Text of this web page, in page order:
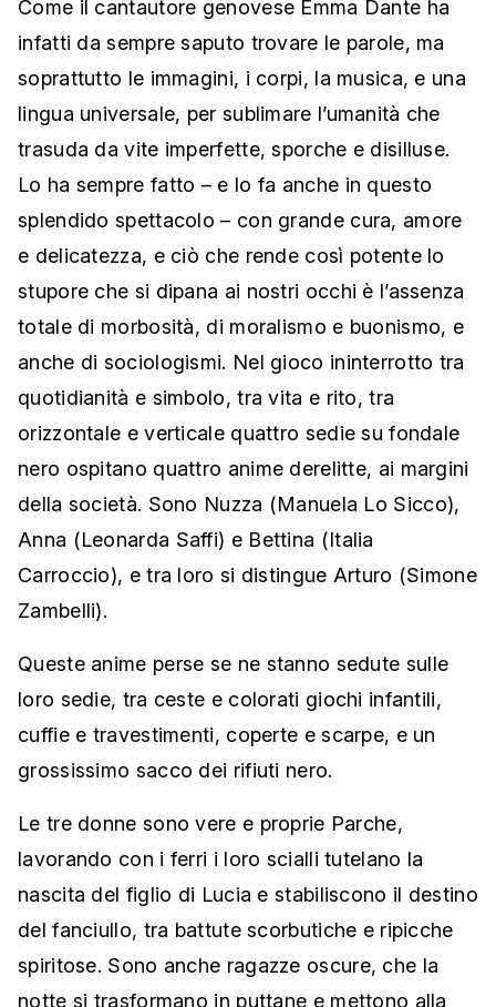
Come il cantautore genovese Emma Dante ha
infatti da sempre saputo trovare le parole, ma
soprattutto le immagini, i corpi, la musica, e una
lingua universale, per sublimare l’umanità che
trasuda da vite imperfette, sporche e disilluse.
Lo ha sempre fatto – e lo fa anche in questo
splendido spettacolo – con grande cura, amore
e delicatezza, e ciò che rende così potente lo
stupore che si dipana ai nostri occhi è l’assenza
totale di morbosità, di moralismo e buonismo, e
anche di sociologismi. Nel gioco ininterrotto tra
quotidianità e simbolo, tra vita e rito, tra
orizzontale e verticale quattro sedie su fondale
nero ospitano quattro anime derelitte, ai margini
della società. Sono Nuzza (Manuela Lo Sicco),
Anna (Leonarda Saffi) e Bettina (Italia
Carroccio), e tra loro si distingue Arturo (Simone
Zambelli).
Queste anime perse se ne stanno sedute sulle
loro sedie, tra ceste e colorati giochi infantili,
cuffie e travestimenti, coperte e scarpe, e un
grossissimo sacco dei rifiuti nero.
Le tre donne sono vere e proprie Parche,
lavorando con i ferri i loro scialli tutelano la
nascita del figlio di Lucia e stabiliscono il destino
del fanciullo, tra battute scorbutiche e ripicche
spiritose. Sono anche ragazze oscure, che la
notte si trasformano in puttane e mettono alla